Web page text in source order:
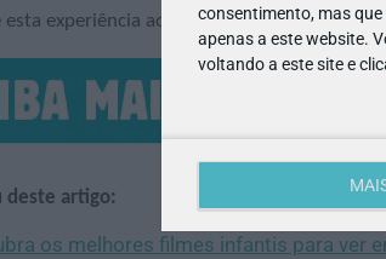
consentimento, mas
apenas a este website.
voltando a este site e
experiência ao máximo e crie memórias
deste artigo:
os melhores filmes infantis para ver